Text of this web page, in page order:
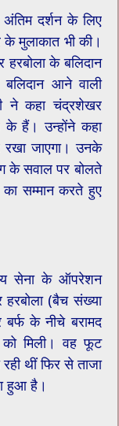
दर्शन के लिए
मुलाकात भी की।
के बलिदान
बलिदान आने वाली
ने कहा चंद्रशेखर
के हैं। उन्होंने कहा
रखा जाएगा। उनके
के सवाल पर बोलते
का सम्मान करते हुए
सेना के ऑपरेशन
(बैच संख्या
बर्फ के नीचे बरामद
मिली। वह फूट
थीं फिर से ताजा
हुआ है।